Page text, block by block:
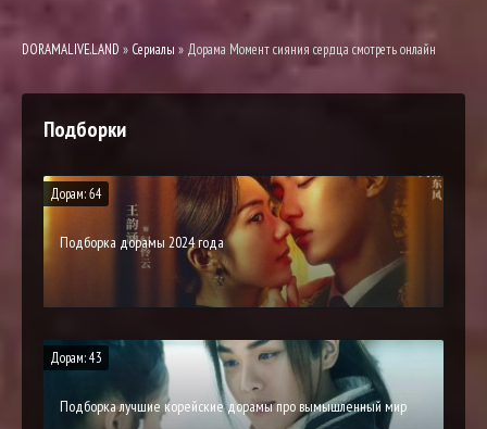
DORAMALIVE.LAND » Сериалы » Дорама Момент сияния сердца смотреть онлайн
Подборки
Дорам: 64
Подборка дорамы 2024 года
Дорам: 43
Подборка лучшие корейские дорамы про вымышленный мир